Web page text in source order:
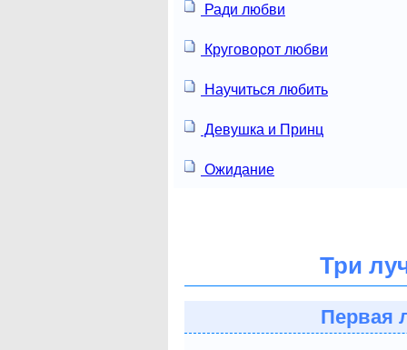
Ради любви
Круговорот любви
Научиться любить
Девушка и Принц
Ожидание
Три
Первая